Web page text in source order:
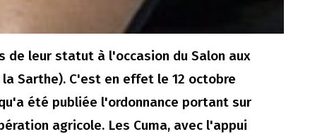
de leur statut à l'occasion du Salon aux
Sarthe). C'est en effet le 12 octobre
été publiée l'ordonnance portant sur
agricole. Les Cuma, avec l'appui